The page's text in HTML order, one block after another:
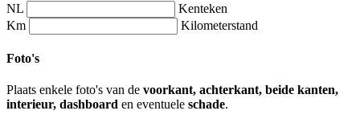
NL
Kenteken
Km
Kilometerstand
Foto's
Plaats enkele foto's van de voorkant, achterkant, beide kanten,
interieur, dashboard en eventuele schade.